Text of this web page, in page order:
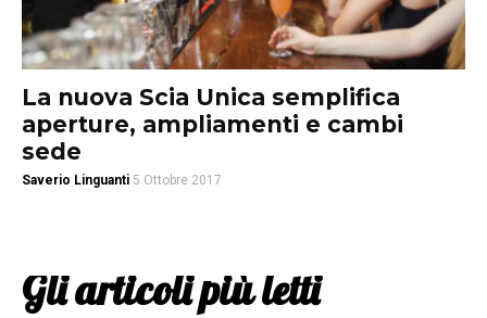
La nuova Scia Unica semplifica
aperture, ampliamenti e cambi
sede
Saverio Linguanti 5 Ottobre 2017
Gli articoli più letti